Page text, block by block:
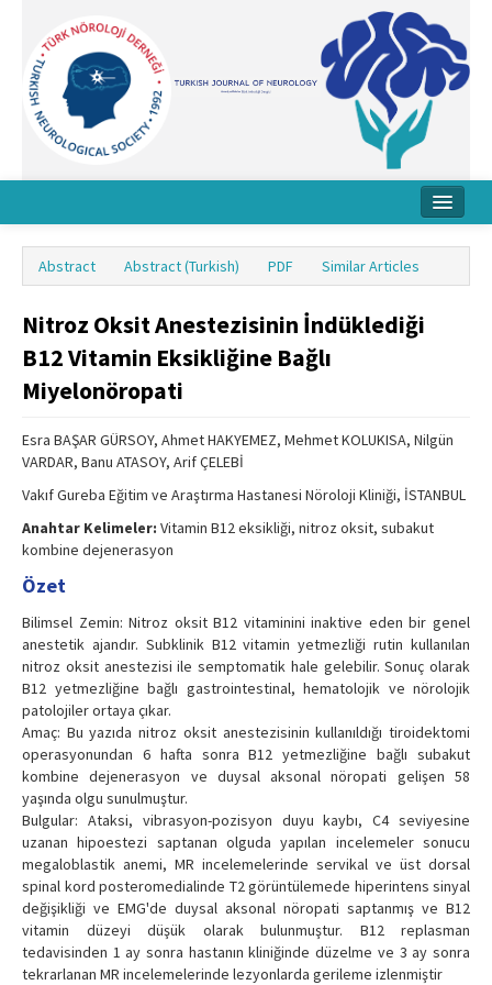
About Journal
Board
Instructions
Contact Us
Abstract Abstract (Turkish) PDF Similar Articles
Nitroz Oksit Anestezisinin İndüklediği
B12 Vitamin Eksikliğine Bağlı
Miyelonöropati
Esra BAŞAR GÜRSOY, Ahmet HAKYEMEZ, Mehmet KOLUKISA, Nilgün
VARDAR, Banu ATASOY, Arif ÇELEBİ
Vakıf Gureba Eğitim ve Araştırma Hastanesi Nöroloji Kliniği, İSTANBUL
Anahtar Kelimeler: Vitamin B12 eksikliği, nitroz oksit, subakut
kombine dejenerasyon
Özet
Bilimsel Zemin: Nitroz oksit B12 vitaminini inaktive eden bir genel
anestetik ajandır. Subklinik B12 vitamin yetmezliği rutin kullanılan
nitroz oksit anestezisi ile semptomatik hale gelebilir. Sonuç olarak
B12 yetmezliğine bağlı gastrointestinal, hematolojik ve nörolojik
patolojiler ortaya çıkar.
Amaç: Bu yazıda nitroz oksit anestezisinin kullanıldığı tiroidektomi
operasyonundan 6 hafta sonra B12 yetmezliğine bağlı subakut
kombine dejenerasyon ve duysal aksonal nöropati gelişen 58
yaşında olgu sunulmuştur.
Bulgular: Ataksi, vibrasyon-pozisyon duyu kaybı, C4 seviyesine
uzanan hipoestezi saptanan olguda yapılan incelemeler sonucu
megaloblastik anemi, MR incelemelerinde servikal ve üst dorsal
spinal kord posteromedialinde T2 görüntülemede hiperintens sinyal
değişikliği ve EMG'de duysal aksonal nöropati saptanmış ve B12
vitamin düzeyi düşük olarak bulunmuştur. B12 replasman
tedavisinden 1 ay sonra hastanın kliniğinde düzelme ve 3 ay sonra
tekrarlanan MR incelemelerinde lezyonlarda gerileme izlenmiştir